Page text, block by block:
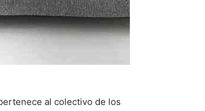
al colectivo de los